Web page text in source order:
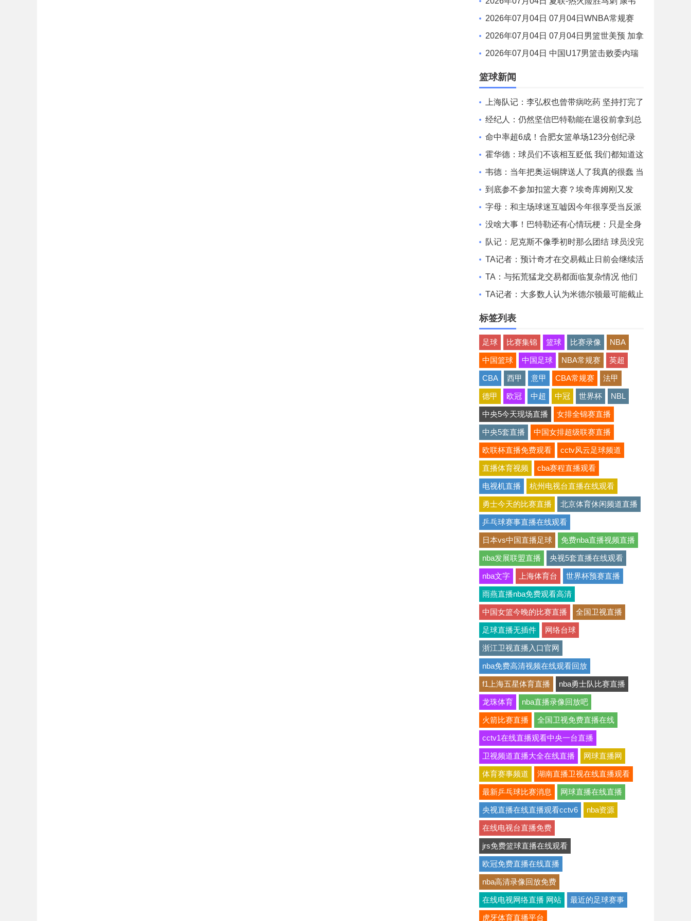
尔21分 李贤重首秀三分+快攻拿5分
2026年07月04日 07月04日WNBA常规赛
明尼苏达山猫 86 - 99 纽约自由人 集锦
2026年07月04日 07月04日男篮世美预 加拿
大男篮 110 - 84 波多黎各男篮 集锦
2026年07月04日 中国U17男篮击败委内瑞
拉U17男篮 张懿赵杰15+7+5 陈昱休18+7
篮球新闻
上海队记：李弘权也曾带病吃药 坚持打完了
山西和广东的两连客
经纪人：仍然坚信巴特勒能在退役前拿到总
冠军 他会迎接挑战！
命中率超6成！合肥女篮单场123分创纪录
刷新联赛近12年单场新高
霍华德：球员们不该相互贬低 我们都知道这
一路走来有多不容易
韦德：当年把奥运铜牌送人了我真的很蠢 当
时我们被灌输唯金牌论
到底参不参加扣篮大赛？埃奇库姆刚又发
文：我和马克西可能会参加
字母：和主场球迷互嘘因今年很享受当反派
不知道能否留队
没啥大事！巴特勒还有心情玩梗：只是全身
酸痛 我很快就会回来！
队记：尼克斯不像季初时那么团结 球员没完
全接受面包体系的角色
TA记者：预计奇才在交易截止日前会继续活
跃 他们愿意接手大合同
TA：与拓荒猛龙交易都面临复杂情况 他们
想清薪资空间且提高战力
TA记者：大多数人认为米德尔顿最可能截止
日后留队 成为买断候选
标签列表
足球 比赛集锦 篮球 比赛录像 NBA
中国篮球 中国足球 NBA常规赛 英超
CBA 西甲 意甲 CBA常规赛 法甲
德甲 欧冠 中超 中冠 世界杯 NBL
中央5今天现场直播 女排全锦赛直播
中央5套直播 中国女排超级联赛直播
欧联杯直播免费观看 cctv风云足球频道
直播体育视频 cba赛程直播观看
电视机直播 杭州电视台直播在线观看
勇士今天的比赛直播 北京体育休闲频道直播
乒乓球赛事直播在线观看
日本vs中国直播足球 免费nba直播视频直播
nba发展联盟直播 央视5套直播在线观看
nba文字 上海体育台 世界杯预赛直播
雨燕直播nba免费观看高清
中国女篮今晚的比赛直播 全国卫视直播
足球直播无插件 网络台球
浙江卫视直播入口官网
nba免费高清视频在线观看回放
f1上海五星体育直播 nba勇士队比赛直播
龙珠体育 nba直播录像回放吧
火箭比赛直播 全国卫视免费直播在线
cctv1在线直播观看中央一台直播
卫视频道直播大全在线直播 网球直播网
体育赛事频道 湖南直播卫视在线直播观看
最新乒乓球比赛消息 网球直播在线直播
央视直播在线直播观看cctv6 nba资源
在线电视台直播免费
jrs免费篮球直播在线观看
欧冠免费直播在线直播
nba高清录像回放免费
在线电视网络直播 网站 最近的足球赛事
虎牙体育直播平台